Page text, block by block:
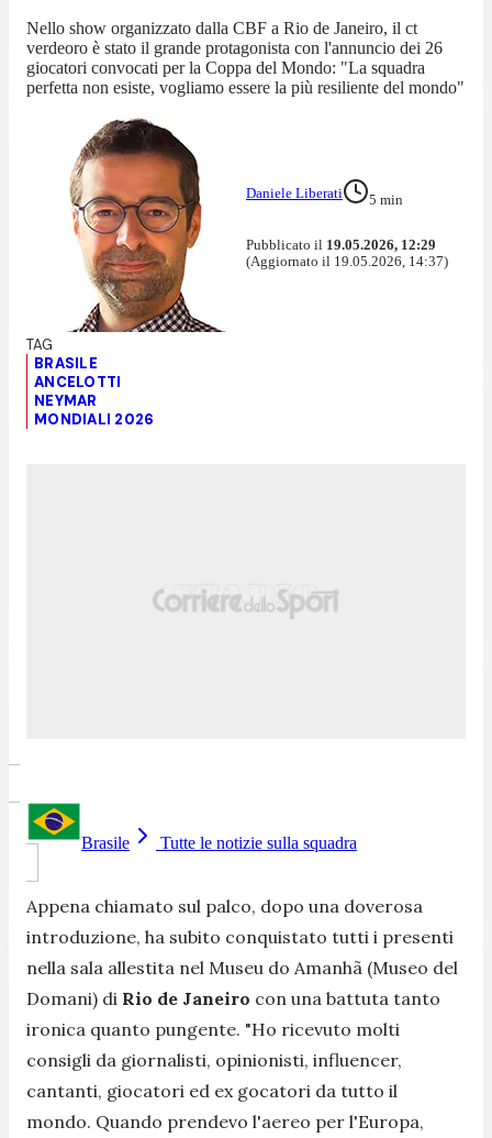
Nello show organizzato dalla CBF a Rio de Janeiro, il ct
verdeoro è stato il grande protagonista con l'annuncio dei 26
giocatori convocati per la Coppa del Mondo: "La squadra
perfetta non esiste, vogliamo essere la più resiliente del mondo"
Daniele Liberati 5 min
Pubblicato il 19.05.2026, 12:29
(Aggiornato il 19.05.2026, 14:37)
BRASILE
ANCELOTTI
NEYMAR
MONDIALI 2026
Brasile Tutte le notizie sulla squadra
Appena chiamato sul palco, dopo una doverosa
introduzione, ha subito conquistato tutti i presenti
nella sala allestita nel Museu do Amanhã (Museo del
Domani) di Rio de Janeiro con una battuta tanto
ironica quanto pungente. "Ho ricevuto molti
consigli da giornalisti, opinionisti, influencer,
cantanti, giocatori ed ex gocatori da tutto il
mondo. Quando prendevo l'aereo per l'Europa,